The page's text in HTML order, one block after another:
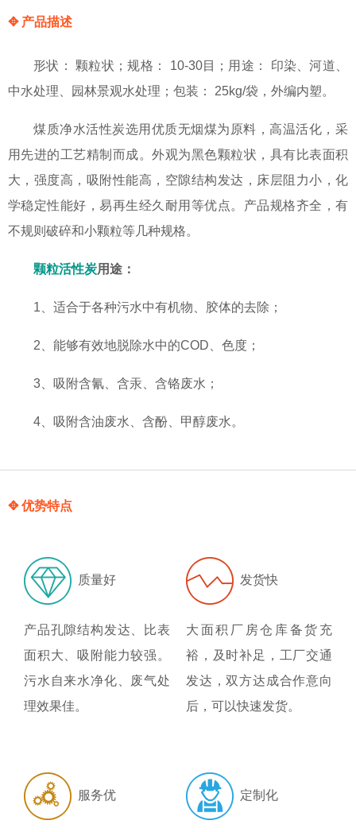
✥ 产品描述
形状： 颗粒状；规格： 10-30目；用途： 印染、河道、
中水处理、园林景观水处理；包装： 25kg/袋，外编内塑。
煤质净水活性炭选用优质无烟煤为原料，高温活化，采
用先进的工艺精制而成。外观为黑色颗粒状，具有比表面积
大，强度高，吸附性能高，空隙结构发达，床层阻力小，化
学稳定性能好，易再生经久耐用等优点。产品规格齐全，有
不规则破碎和小颗粒等几种规格。
颗粒活性炭用途：
1、适合于各种污水中有机物、胶体的去除；
2、能够有效地脱除水中的COD、色度；
3、吸附含氰、含汞、含铬废水；
4、吸附含油废水、含酚、甲醇废水。
✥ 优势特点
质量好
产品孔隙结构发达、比表
面积大、吸附能力较强。
污水自来水净化、废气处
理效果佳。
发货快
大面积厂房仓库备货充
裕，及时补足，工厂交通
发达，双方达成合作意向
后，可以快速发货。
服务优 定制化